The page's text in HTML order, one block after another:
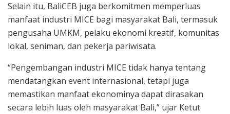
Selain itu, BaliCEB juga berkomitmen memperluas
manfaat industri MICE bagi masyarakat Bali, termasuk
pengusaha UMKM, pelaku ekonomi kreatif, komunitas
lokal, seniman, dan pekerja pariwisata.
“Pengembangan industri MICE tidak hanya tentang
mendatangkan event internasional, tetapi juga
memastikan manfaat ekonominya dapat dirasakan
secara lebih luas oleh masyarakat Bali,” ujar Ketut